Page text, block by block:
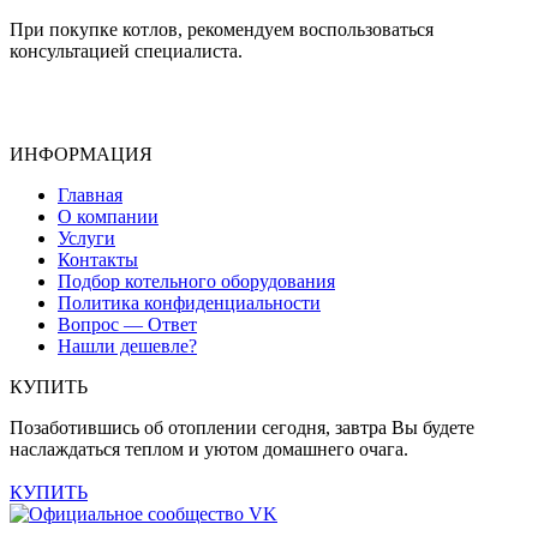
При покупке котлов, рекомендуем воспользоваться
консультацией специалиста.
ИНФОРМАЦИЯ
Главная
О компании
Услуги
Контакты
Подбор котельного оборудования
Политика конфиденциальности
Вопрос — Ответ
Нашли дешевле?
КУПИТЬ
Позаботившись об отоплении сегодня, завтра Вы будете
наслаждаться теплом и уютом домашнего очага.
КУПИТЬ